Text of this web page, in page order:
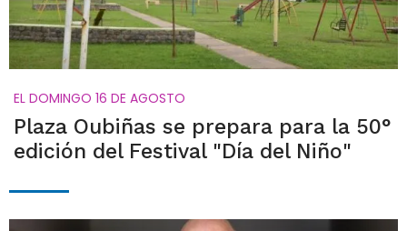
EL DOMINGO 16 DE AGOSTO
Plaza Oubiñas se prepara para la 50°
edición del Festival "Día del Niño"